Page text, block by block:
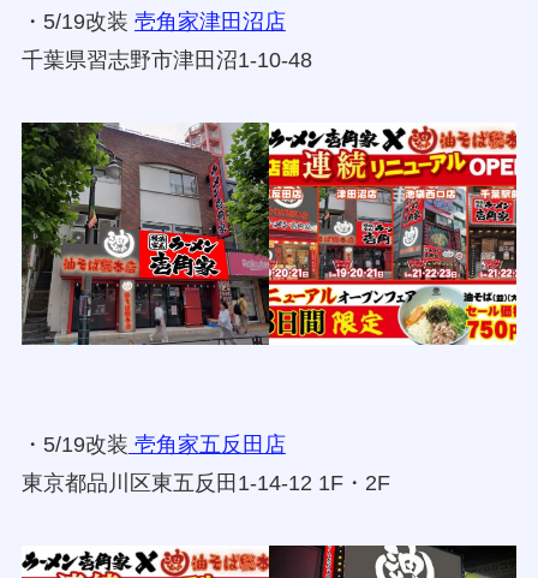
・5/19改装 壱角家津田沼店
千葉県習志野市津田沼1-10-48
・5/19改装 壱角家五反田店
東京都品川区東五反田1-14-12 1F・2F